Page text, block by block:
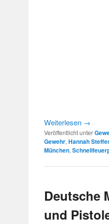
Weiterlesen →
Veröffentlicht unter
Gewehr, Hannah
München,
Deutsche
und